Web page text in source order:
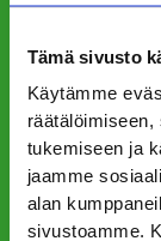
Tämä sivusto
Käytämme
tukemiseen ja
jaamme
alan
sivustoamme.
tarvetta.
Tälläkin hetkellä
tuottavat
tarpeisiin.
kääntämään
paneleiden